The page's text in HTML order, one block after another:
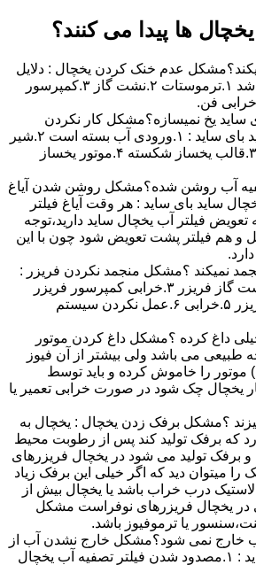
ها پیدا می کنند؟
عدم خنک کردن یخچال : دلایل
متفاوتی میتواند باشد ۱.ترموستات ۲.نشت گاز ۳.کمپرسور
ساید یخ نمیسازه؟مشکل کار نکردن
یخساز یخچال ساید بای ساید : ۱.ورودی آب بسته است ۲.شیر
برقی آب سوخته ۳.قالب یخساز شکسته ۴.موتور یخساز
تصفیه آب روشن شده؟مشکل روشن شدن آیاغ
ساید بای ساید : هر وقت آیاغ فیلتر
فیلتر آب یخچال ساید دارید،توجه
و هم فیلتر پشت تعویض شود چون با این
نمیکند ؟مشکل منجمد نکردن فریزر :
۱.ترموستات ۲.نشت گاز فریزر ۳.خرابی کمپرسور فریزر
۴.لاستیک درب فریزر ۵.خرابی ۶.عمل نکردن سیستم
خیلی داغ کرده ؟مشکل داغ کردن موتور
: تا ۷۰ درجه طبیعی می باشد ولی بیشتر از آن فیوز
موتور را خاموش کرده و باید توسط
یخچال چک شود در صورت خرابی تعمیر یا
؟مشکل برفک زدن یخچال : یخچال به
که برفک تولید کند پس از رطوبت محیط
و برفک تولید می شود در یخچال فریزرهای
را میتوان دید که اگر خیلی این برفک زیاد
درب خراب باشد یا یخچال بیش از
در یخچال فریزرهای نوفراست مشکل
یا ترموفیوز باشد.
آب خارج نمی شود؟مشکل خارج نشدن آب از
آبریز ساید بای ساید : ۱.مصدود شدن فیلتر تصفیه آب یخچال